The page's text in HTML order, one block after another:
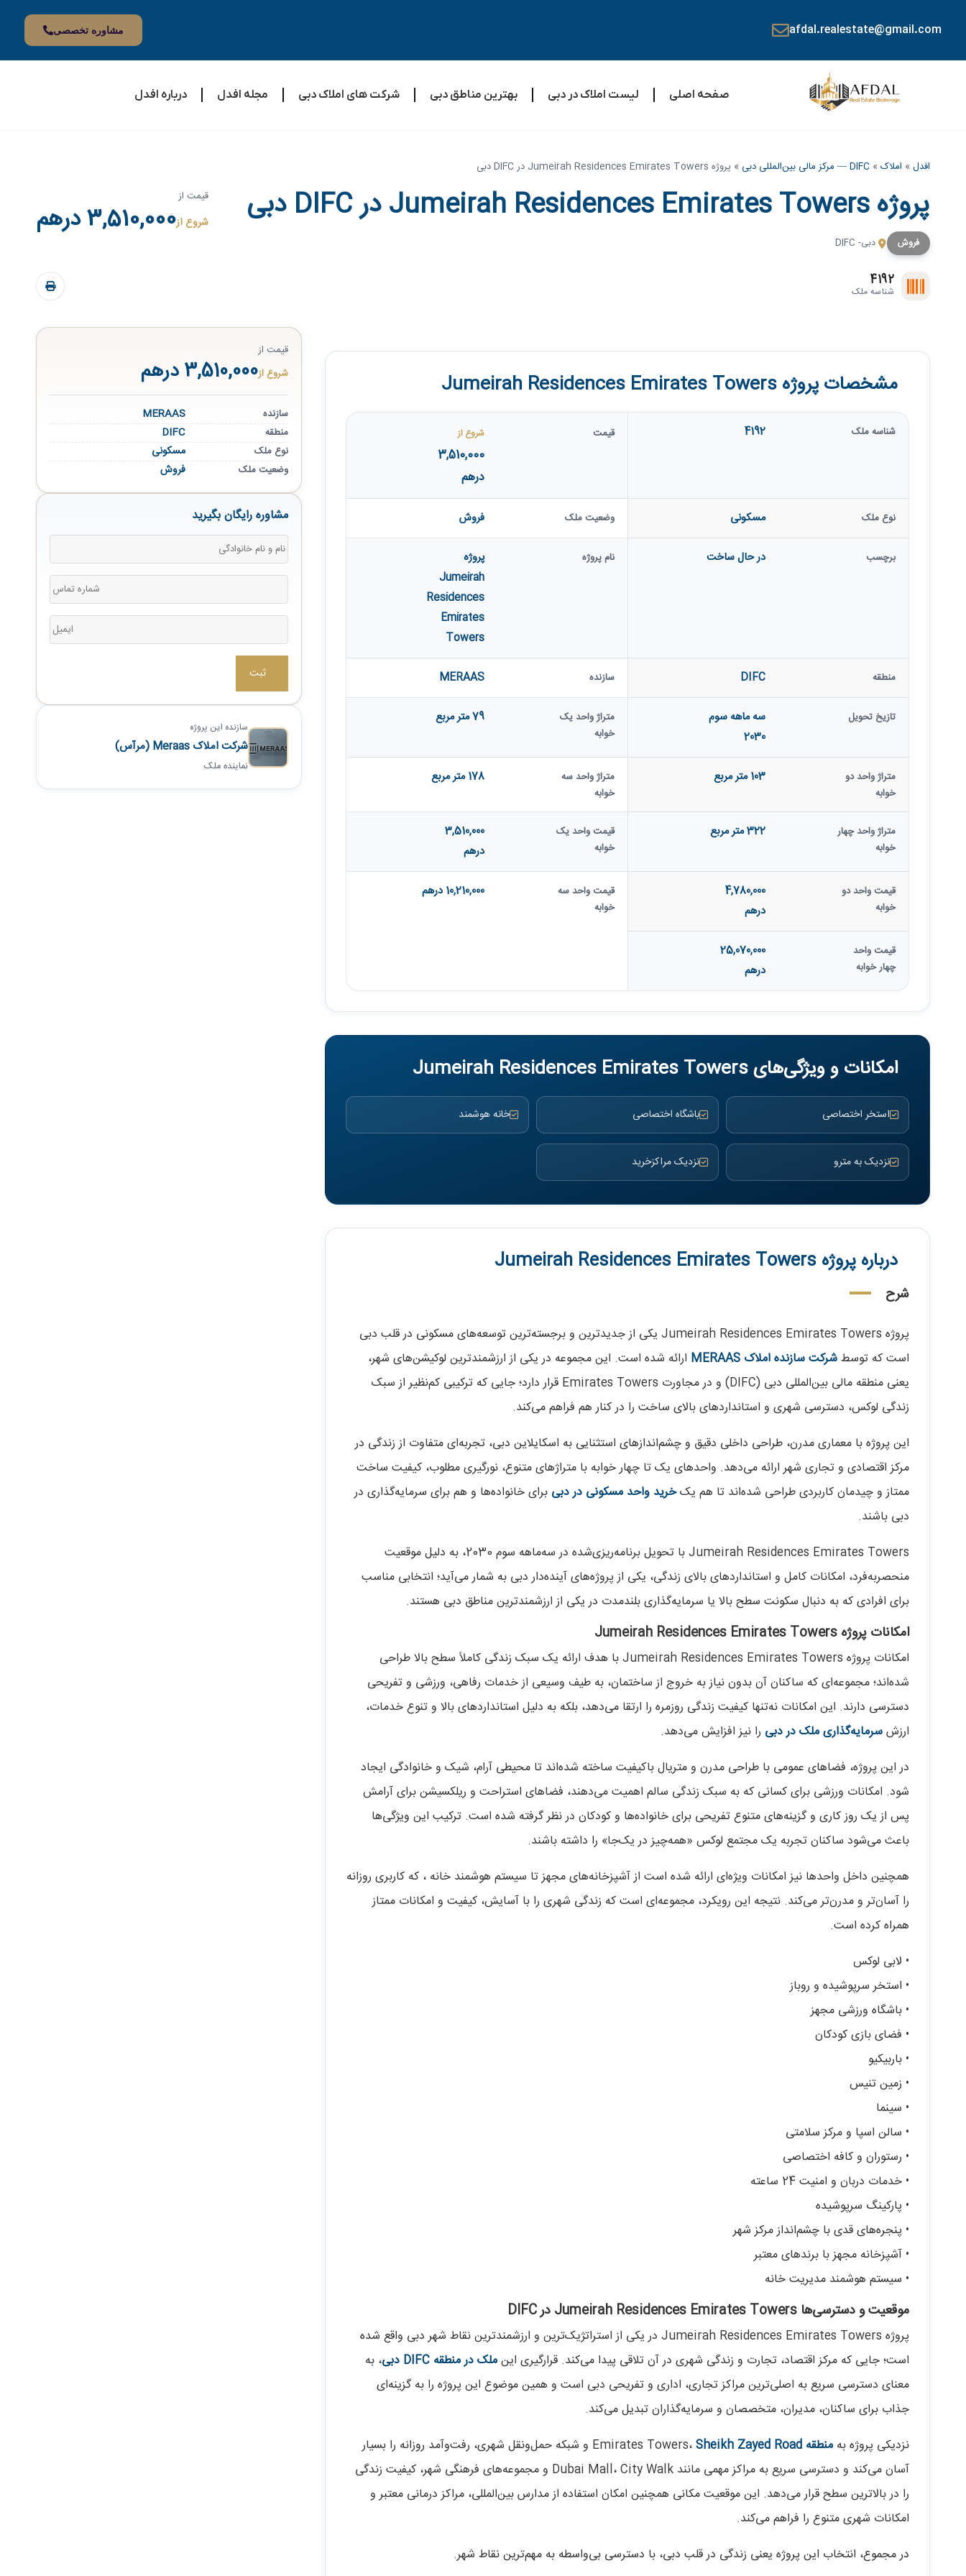
afdal.realestate@gmail.com مشاوره تخصصی
صفحه اصلی لیست املاک در دبی بهترین مناطق دبی شرکت های املاک دبی مجله افدل درباره افدل
افدل» املاک» DIFC — مرکز مالی بین‌المللی دبی » پروژه Jumeirah Residences Emirates Towers در DIFC دبی
پروژه Jumeirah Residences Emirates Towers در DIFC دبی
فروش دبی- DIFC
قیمت از
شروع از3,510,000 درهم
4192
شناسه ملک
مشخصات پروژه Jumeirah Residences Emirates Towers
شناسه ملک 4192 قیمت شروع از
3,510,000
درهم
نوع ملک مسکونی وضعیت ملک فروش
برچسب در حال ساخت نام پروژه
پروژه
Jumeirah
Residences
Emirates
Towers
منطقه DIFC سازنده MERAAS
تازیخ تحویل
سه ماهه سوم
2030
متراژ واحد یک
خوابه
79 متر مربع
متراژ واحد دو
خوابه
103 متر مربع
متراژ واحد سه
خوابه
178 متر مربع
متراژ واحد چهار
خوابه
322 متر مربع
قیمت واحد یک
خوابه
3,510,000
درهم
قیمت واحد دو
خوابه
4,780,000
درهم
قیمت واحد سه
خوابه
10,210,000 درهم
قیمت واحد
چهار خوابه
25,070,000
درهم
امکانات و ویژگی‌های Jumeirah Residences Emirates Towers
استخر اختصاصی باشگاه اختصاصی خانه هوشمند
نزدیک به مترو نزدیک مراکزخرید
درباره پروژه Jumeirah Residences Emirates Towers
شرح
پروژه Jumeirah Residences Emirates Towers یکی از جدیدترین و برجسته‌ترین توسعه‌های مسکونی در قلب دبی
است که توسطشرکت سازنده املاک MERAAS
ارائه شده است. این مجموعه در یکی از ارزشمندترین لوکیشن‌های شهر،
یعنی منطقه مالی بین‌المللی دبی (DIFC) و در مجاورت Emirates Towers قرار دارد؛ جایی که ترکیبی کم‌نظیر از سبک
زندگی لوکس، دسترسی شهری و استانداردهای بالای ساخت را در کنار هم فراهم می‌کند.
این پروژه با معماری مدرن، طراحی داخلی دقیق و چشم‌اندازهای استثنایی به اسکایلاین دبی، تجربه‌ای متفاوت از زندگی در
مرکز اقتصادی و تجاری شهر ارائه می‌دهد. واحدهای یک تا چهار خوابه با متراژهای متنوع، نورگیری مطلوب، کیفیت ساخت
ممتاز و چیدمان کاربردی طراحی شده‌اند تا هم یکخرید واحد مسکونی در دبی برای خانواده‌ها و هم برای سرمایه‌گذاری در
دبی باشند.
Jumeirah Residences Emirates Towers با تحویل برنامه‌ریزی‌شده در سه‌ماهه سوم 2030، به دلیل موقعیت
منحصربه‌فرد، امکانات کامل و استانداردهای بالای زندگی، یکی از پروژه‌های آینده‌دار دبی به شمار می‌آید؛ انتخابی مناسب
برای افرادی که به دنبال سکونت سطح بالا یا سرمایه‌گذاری بلندمدت در یکی از ارزشمندترین مناطق دبی هستند.
امکانات پروژه Jumeirah Residences Emirates Towers
امکانات پروژه Jumeirah Residences Emirates Towers با هدف ارائه یک سبک زندگی کاملاً سطح بالا طراحی
شده‌اند؛ مجموعه‌ای که ساکنان آن بدون نیاز به خروج از ساختمان، به طیف وسیعی از خدمات رفاهی، ورزشی و تفریحی
دسترسی دارند. این امکانات نه‌تنها کیفیت زندگی روزمره را ارتقا می‌دهد، بلکه به دلیل استانداردهای بالا و تنوع خدمات،
ارزشسرمایه‌گذاری ملک در دبی را نیز افزایش می‌دهد.
در این پروژه، فضاهای عمومی با طراحی مدرن و متریال باکیفیت ساخته شده‌اند تا محیطی آرام، شیک و خانوادگی ایجاد
شود. امکانات ورزشی برای کسانی که به سبک زندگی سالم اهمیت می‌دهند، فضاهای استراحت و ریلکسیشن برای آرامش
پس از یک روز کاری و گزینه‌های متنوع تفریحی برای خانواده‌ها و کودکان در نظر گرفته شده است. ترکیب این ویژگی‌ها
باعث می‌شود ساکنان تجربه یک مجتمع لوکس «همه‌چیز در یک‌جا» را داشته باشند.
همچنین داخل واحدها نیز امکانات ویژه‌ای ارائه شده است از آشپزخانه‌های مجهز تا سیستم هوشمند خانه ، که کاربری روزانه
را آسان‌تر و مدرن‌تر می‌کند. نتیجه این رویکرد، مجموعه‌ای است که زندگی شهری را با آسایش، کیفیت و امکانات ممتاز
همراه کرده است.
• لابی لوکس
• استخر سرپوشیده و روباز
• باشگاه ورزشی مجهز
• فضای بازی کودکان
• باربیکیو
• زمین تنیس
• سینما
• سالن اسپا و مرکز سلامتی
• رستوران و کافه اختصاصی
• خدمات دربان و امنیت 24 ساعته
• پارکینگ سرپوشیده
• پنجره‌های قدی با چشم‌انداز مرکز شهر
• آشپزخانه مجهز با برندهای معتبر
• سیستم هوشمند مدیریت خانه
موقعیت و دسترسی‌ها Jumeirah Residences Emirates Towers در DIFC
پروژه Jumeirah Residences Emirates Towers در یکی از استراتژیک‌ترین و ارزشمندترین نقاط شهر دبی واقع شده
است؛ جایی که مرکز اقتصاد، تجارت و زندگی شهری در آن تلاقی پیدا می‌کند. قرارگیری اینملک در منطقه DIFC دبی
، به
معنای دسترسی سریع به اصلی‌ترین مراکز تجاری، اداری و تفریحی دبی است و همین موضوع این پروژه را به گزینه‌ای
جذاب برای ساکنان، مدیران، متخصصان و سرمایه‌گذاران تبدیل می‌کند.
نزدیکی پروژه به منطقه Sheikh Zayed Road
و شبکه حمل‌ونقل شهری، رفت‌وآمد روزانه را بسیار
آسان می‌کند و دسترسی سریع به مراکز مهمی مانند Dubai Mall، City Walk و مجموعه‌های فرهنگی شهر، کیفیت زندگی
را در بالاترین سطح قرار می‌دهد. این موقعیت مکانی همچنین امکان استفاده از مدارس بین‌المللی، مراکز درمانی معتبر و
امکانات شهری متنوع را فراهم می‌کند.
در مجموع، انتخاب این پروژه یعنی زندگی در قلب دبی، با دسترسی بی‌واسطه به مهم‌ترین نقاط شهر.
قیمت از
شروع از3,510,000 درهم
سازنده MERAAS
منطقه DIFC
نوع ملک مسکونی
وضعیت ملک فروش
مشاوره رایگان بگیرید
سازنده این پروژه
شرکت املاک Meraas (مرآس)
نماینده ملک